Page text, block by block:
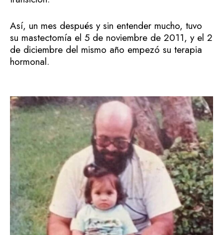
Así, un mes después y sin entender mucho, tuvo
su mastectomía el 5 de noviembre de 2011, y el 2
de diciembre del mismo año empezó su terapia
hormonal.